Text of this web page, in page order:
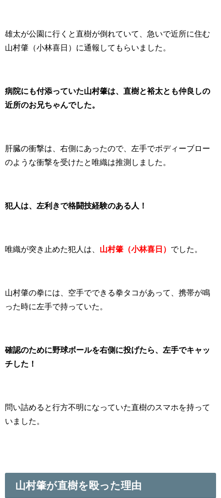
雄太が公園に行くと直樹が倒れていて、急いで近所に住む
山村肇（小林喜日）に通報してもらいました。
病院にも付添っていた山村肇は、直樹と裕太とも仲良しの
近所のお兄ちゃんでした。
肝臓の衝撃は、右側にあったので、左手でボディーブロー
のような衝撃を受けたと唯織は推測しました。
犯人は、左利きで格闘技経験のある人！
唯織が突き止めた犯人は、 山村肇（小林喜日） でした。
山村肇の拳には、空手でできる拳タコがあって、携帯が鳴
った時に左手で持っていた。
確認のために野球ボールを右側に投げたら、左手でキャッ
チした！
問い詰めると行方不明になっていた直樹のスマホを持って
いました。
山村肇が直樹を殴った理由